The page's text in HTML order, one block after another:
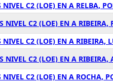
C2 (LOE) EN A RELBA,
C2 (LOE) EN A RIBEIRA,
C2 (LOE) EN A RIBEIRA,
NIVEL C2 (LOE) EN A RIBEIRA,
C2 (LOE) EN A ROCHA,